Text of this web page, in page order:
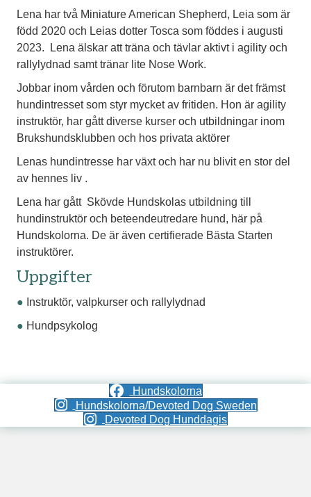
Lena har två Miniature American Shepherd, Leia som är
född 2020 och Leias dotter Tosca som föddes i augusti
2023. Lena älskar att träna och tävlar aktivt i agility och
rallylydnad samt tränar lite Nose Work.
Jobbar inom vården och förutom barnbarn är det främst
hundintresset som styr mycket av fritiden. Hon är agility
instruktör, har gått diverse kurser och utbildningar inom
Brukshundsklubben och hos privata aktörer
Lenas hundintresse har växt och har nu blivit en stor del
av hennes liv .
Lena har gått Skövde Hundskolas utbildning till
hundinstruktör och beteendeutredare hund, här på
Hundskolorna. De är även certifierade Bästa Starten
instruktörer.
Uppgifter
● Instruktör, valpkurser och rallylydnad
● Hundpsykolog
Hundskolorna
Hundskolorna/Devoted Dog Sweden
Devoted Dog Hunddagis